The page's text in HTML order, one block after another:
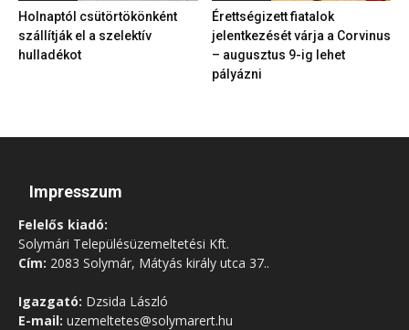
Holnaptól csütörtökönként
szállítják el a szelektív
hulladékot
Érettségizett fiatalok
jelentkezését várja a Corvinus
– augusztus 9-ig lehet
pályázni
Impresszum
Felelős kiadó:
Solymári Településüzemeltetési Kft.
Cím: 2083 Solymár, Mátyás király utca 37..
Igazgató: Dzsida László
E-mail: uzemeltetes@solymarert.hu